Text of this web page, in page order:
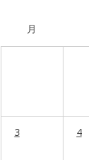
月
3 4